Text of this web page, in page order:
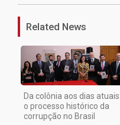
Related News
Da colônia aos dias atuais:
o processo histórico da
corrupção no Brasil